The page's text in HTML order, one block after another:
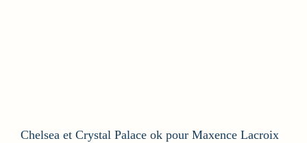
Chelsea et Crystal Palace ok pour Maxence Lacroix